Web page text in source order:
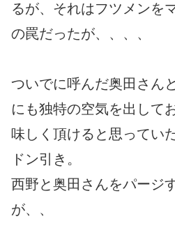
るが、それはフツメンを
の罠だったが、、、、
ついでに呼んだ奥田さん
にも独特の空気を出して
味しく頂けると思ってい
ドン引き。
西野と奥田さんをパージ
が、、